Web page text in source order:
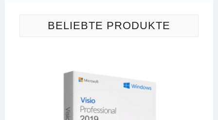
BELIEBTE PRODUKTE